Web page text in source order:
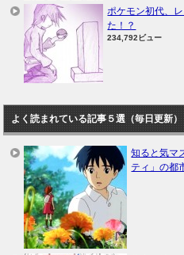
ポケモン初代、
た！？
234,792ビュー
よく読まれている記事５選（毎日更新）
知ると気マ
ティ」の都